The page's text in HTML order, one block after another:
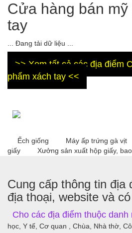
Cửa hàng bán mỹ
tay
... Đang tải dữ liệu ...
>> Xem tất cả các địa điểm
phẩm xách tay <<
Ếch giống Máy ấp trứng gà vịt
giấy
Xưởng sản xuất hộp giấy,
Cung cấp thông tin địa
địa thoại, website và
Cho các địa điểm thuộc danh
học, Y tế, Cơ quan , Chùa, Nhà thờ,